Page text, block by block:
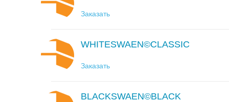
Заказать
WHITESWAEN©CLASSIC
Заказать
BLACKSWAEN©BLACK